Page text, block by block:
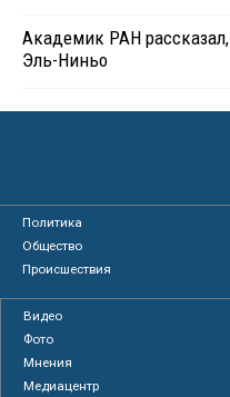
Академик РАН
Эль-Ниньо
Политика
Общество
Происшествия
Видео
Фото
Мнения
Медиацентр